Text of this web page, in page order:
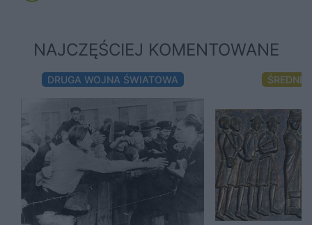
NAJCZĘŚCIEJ KOMENTOWANE
DRUGA WOJNA ŚWIATOWA